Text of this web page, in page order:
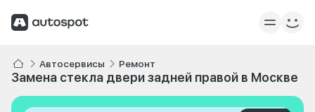
Автосервисы Ремонт
Замена стекла двери задней правой в Москве